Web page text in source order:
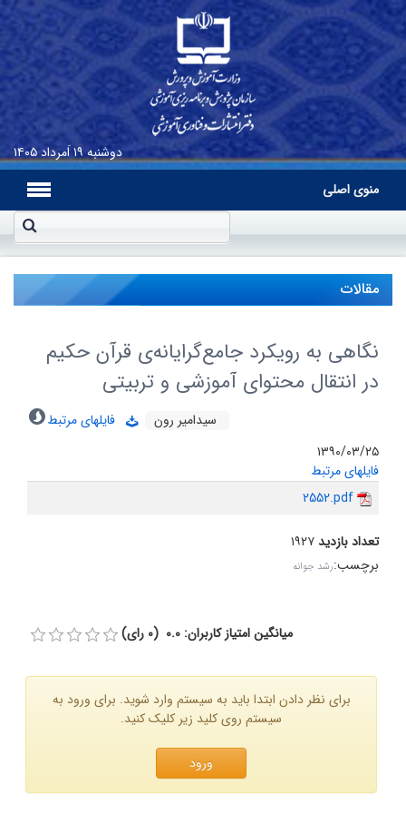
دوشنبه۱۹ اَمرداد ۱۴۰۵
منوی اصلی
مقالات
نگاهى به رویکرد جامع‌گرایانه‌ى قرآن حکیم
در انتقال محتواى آموزشى و تربیتى
سیدامیر رون
فایلهای مرتبط
۱۳۹۰/۰۳/۲۵
فایلهای مرتبط
2552.pdf
تعداد بازدید۱۹۲۷
برچسب:رشد جوانه
میانگین امتیاز کاربران: 0.0 (0 رای)
برای نظر دادن ابتدا باید به سیستم وارد شوید. برای ورود به
سیستم روی کلید زیر کلیک کنید.
ورود